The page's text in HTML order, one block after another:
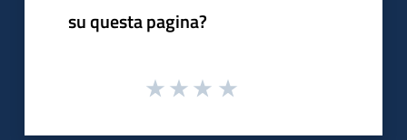
su questa pagina?